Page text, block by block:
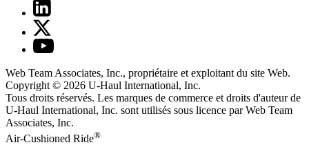
Web Team Associates, Inc., propriétaire et exploitant du site Web.
Copyright © 2026 U-Haul International, Inc.
Tous droits réservés. Les marques de commerce et droits d'auteur de
U-Haul International, Inc. sont utilisés sous licence par Web Team
Associates, Inc.
Air-Cushioned Ride®